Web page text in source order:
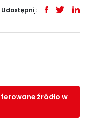
Udostępnij:
źródło w